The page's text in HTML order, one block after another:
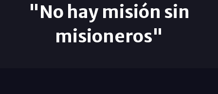
"No hay misión sin
misioneros"